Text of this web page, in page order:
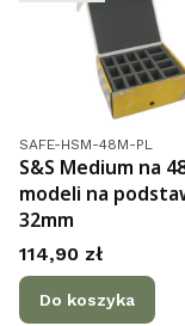
Kod produktu
SAFE-HSM-48M-PL
S&S Medium na
modeli na
32mm
Cena
114,90 zł
Do koszyka